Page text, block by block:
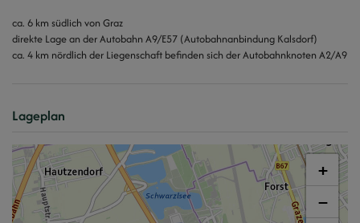
ca. 6 km südlich von Graz
direkte Lage an der Autobahn A9/E57 (Autobahnanbindung Kalsdorf)
ca. 4 km nördlich der Liegenschaft befinden sich der Autobahnknoten A2/A9
Lageplan
+
−